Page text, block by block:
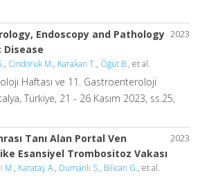
2023
Endoscopy and Pathology
Disease
, Cindoruk M., Karakan T., Öğüt B., et al.
Haftası ve 11. Gastroenteroloji
Türkiye, 21 - 26 Kasım 2023, ss.25,
2023
Tanı Alan Portal Ven
Esansiyel Trombositoz Vakası
M., Karataş A., Dumanlı S., Bilican G., et al.